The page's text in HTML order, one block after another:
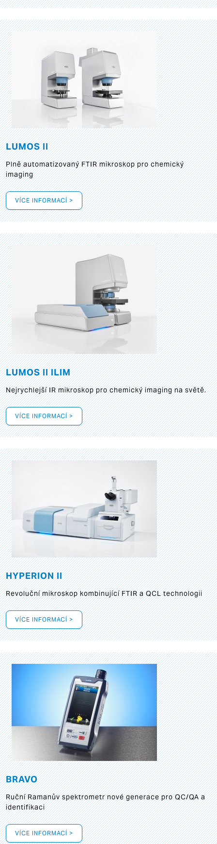
LUMOS II
Plně automatizovaný FTIR mikroskop pro chemický
imaging
VÍCE INFORMACÍ >
LUMOS II ILIM
Nejrychlejší IR mikroskop pro chemický imaging na světě.
VÍCE INFORMACÍ >
HYPERION II
Revoluční mikroskop kombinující FTIR a QCL technologii
VÍCE INFORMACÍ >
BRAVO
Ruční Ramanův spektrometr nové generace pro QC/QA a
identifikaci
VÍCE INFORMACÍ >